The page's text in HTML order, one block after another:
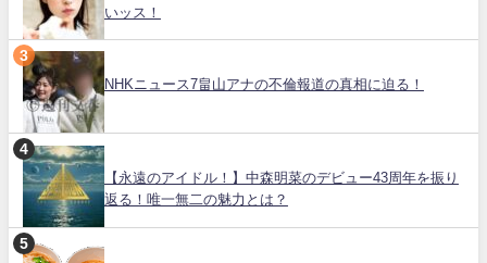
いッス！
NHKニュース7畠山アナの不倫報道の真相に迫る！
【永遠のアイドル！】中森明菜のデビュー43周年を振り
返る！唯一無二の魅力とは？